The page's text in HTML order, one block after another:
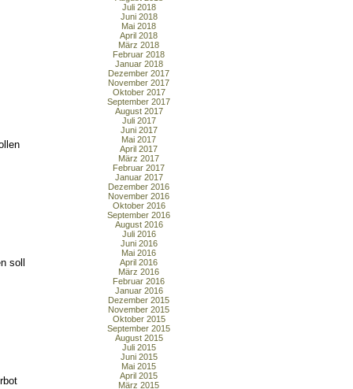
soll
Juli 2018
Juni 2018
Mai 2018
April 2018
März 2018
Februar 2018
Januar 2018
Dezember 2017
November 2017
Oktober 2017
September 2017
August 2017
Juli 2017
Juni 2017
Mai 2017
April 2017
März 2017
Februar 2017
Januar 2017
Dezember 2016
November 2016
Oktober 2016
September 2016
August 2016
Juli 2016
Juni 2016
Mai 2016
April 2016
März 2016
Februar 2016
Januar 2016
Dezember 2015
November 2015
Oktober 2015
September 2015
August 2015
Juli 2015
Juni 2015
Mai 2015
April 2015
März 2015